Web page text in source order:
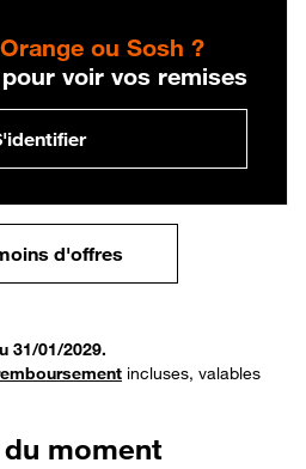
ou Sosh ?
voir vos remises
d'offres
31/01/2029.
incluses, valables
moment